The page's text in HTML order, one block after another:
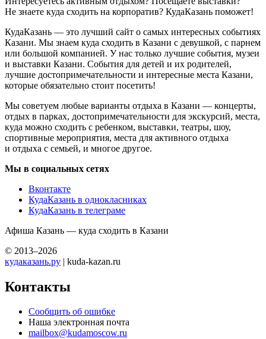
Не знаете куда сходить на корпоратив? КудаКазань поможет!
КудаКазань — это лучший сайт о самых интересных событиях
Казани. Мы знаем куда сходить в Казани с девушкой, с парнем
или большой компанией. У нас только лучшие события, музеи
и выставки Казани. События для детей и их родителей,
лучшие достопримечательности и интересные места Казани,
которые обязательно стоит посетить!
Мы советуем любые варианты отдыха в Казани — концерты,
отдых в парках, достопримечательности для экскурсий, места,
куда можно сходить с ребенком, выставки, театры, шоу,
спортивные мероприятия, места для активного отдыха
и отдыха с семьей, и многое другое.
Мы в социальных сетях
Вконтакте
КудаКазань в однокласниках
КудаКазань в телеграме
Афиша Казань — куда сходить в Казани
© 2013–2026
кудаказань.ру | kuda-kazan.ru
Контакты
Сообщить об ошибке
Наша электронная почта
mailbox@kudamoscow.ru